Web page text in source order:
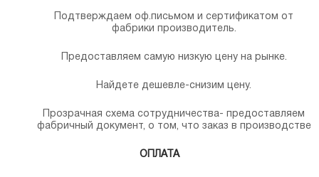
Подтверждаем оф.письмом и сертификатом от
фабрики производитель.
Предоставляем самую низкую цену на рынке.
Найдете дешевле-снизим цену.
Прозрачная схема сотрудничества- предоставляем
фабричный документ, о том, что заказ в производстве
ОПЛАТА